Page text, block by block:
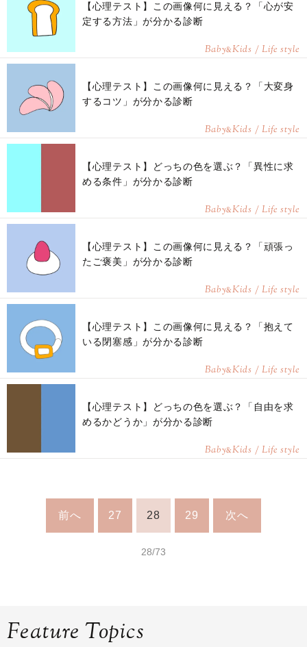
【心理テスト】この画像何に見える？「心が安
定する方法」が分かる診断
Baby&Kids / Life style
【心理テスト】この画像何に見える？「大変身
するコツ」が分かる診断
Baby&Kids / Life style
【心理テスト】どっちの色を選ぶ？「異性に求
める条件」が分かる診断
Baby&Kids / Life style
【心理テスト】この画像何に見える？「頑張っ
たご褒美」が分かる診断
Baby&Kids / Life style
【心理テスト】この画像何に見える？「抱えて
いる閉塞感」が分かる診断
Baby&Kids / Life style
【心理テスト】どっちの色を選ぶ？「自由を求
めるかどうか」が分かる診断
Baby&Kids / Life style
前へ 27 28 29 次へ
28/73
Feature Topics